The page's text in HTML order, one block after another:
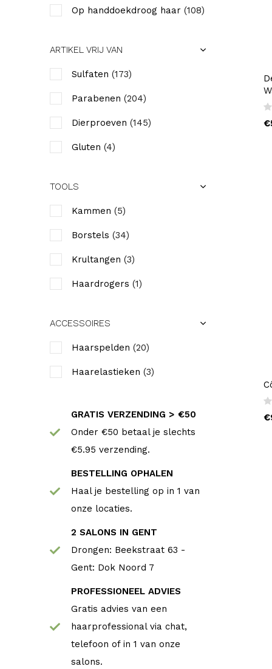
Futloos haar
Volume
Dof haar
Op handdoekdroog haar (108)
ARTIKEL VRIJ VAN
Sulfaten (173)
Parabenen (204)
Dierproeven (145)
Gluten (4)
TOOLS
Kammen (5)
Borstels (34)
Krultangen (3)
Haardrogers (1)
ACCESSOIRES
Haarspelden (20)
Haarelastieken (3)
GRATIS VERZENDING > €50
Onder €50 betaal je slechts
€5.95 verzending.
BESTELLING OPHALEN
Haal je bestelling op in 1 van
onze locaties.
2 SALONS IN GENT
Drongen: Beekstraat 63 -
Gent: Dok Noord 7
PROFESSIONEEL ADVIES
Gratis advies van een
haarprofessional via chat,
telefoon of in 1 van onze
salons.